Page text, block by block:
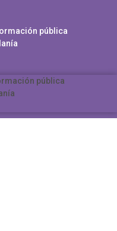
pública
pública